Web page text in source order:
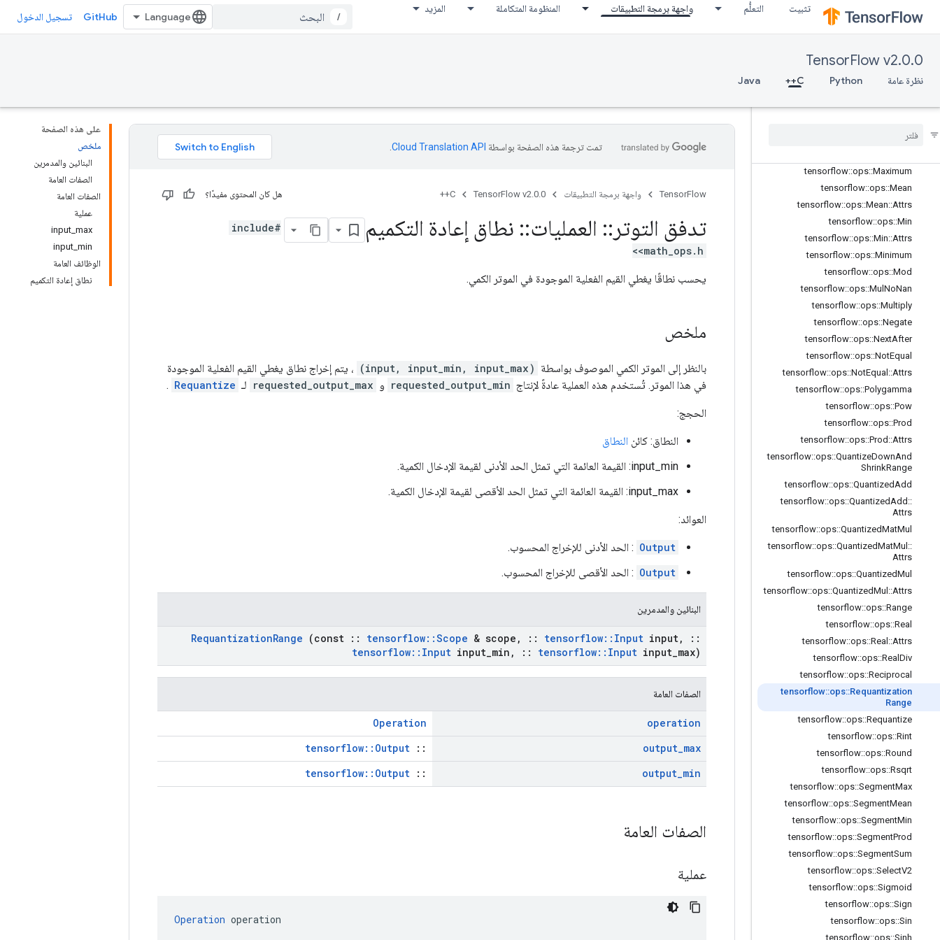
تثبيت التعلُّم واجهة برمجة التطبيقات المنظومة المتكاملة المزيد
/
GitHub تسجيل الدخول
TensorFlow v2.0.0
نظرة عامة Python
C++
Java
tensorflow::ops::Log
tensorflow::ops::Log1p
tensorflow::ops::LogicalAnd
tensorflow::ops::LogicalOr
Max
tensorflow::ops::Maximum
tensorflow::ops::Mean
tensorflow::ops::Mean::Attrs
tensorflow::ops::Min
tensorflow::ops::Min::Attrs
tensorflow::ops::Minimum
tensorflow::ops::Mod
tensorflow::ops::Mul NoNan
tensorflow::ops::Multiply
tensorflow::ops::Negate
tensorflow::ops::NextAfter
tensorflow::ops::NotEqual
tensorflow::ops::NotEqual ::Attrs
tensorflow::ops::Polygamma
tensorflow::ops::Pow
tensorflow::ops::Prod
tensorflow::ops::Prod ::Attrs
tensorflow::ops::QuantizeDownAnd
ShrinkRange
tensorflow::ops::QuantizedAdd
tensorflow::ops::QuantizedAdd ::
Attrs
tensorflow::ops::QuantizedMatMul
tensorflow::ops::QuantizedMatMul ::
Attrs
tensorflow::ops::QuantizedMul
tensorflow::ops::QuantizedMul ::Attrs
tensorflow::ops::Range
tensorflow::ops::Real
tensorflow::ops::Real ::Attrs
tensorflow::ops::Real Div
tensorflow::ops::Reciprocal
tensorflow::ops::Requantization
Range
tensorflow::ops::Requantize
tensorflow::ops::Rint
tensorflow::ops::Round
tensorflow::ops::Rsqrt
tensorflow::ops::SegmentMax
tensorflow::ops::SegmentMean
tensorflow::ops::SegmentMin
tensorflow::ops::SegmentProd
tensorflow::ops::SegmentSum
tensorflow::ops::SelectV2
tensorflow::ops::Sigmoid
tensorflow::ops::Sign
tensorflow::ops::Sin
tensorflow::ops::Sinh
على هذه الصفحة
ملخص
البنائين والمدمرين
الصفات العامة
الصفات العامة
عملية
input_max
input_min
الوظائف العامة
نطاق إعادة التكميم
تمت ترجمة هذه الصفحة بواسطة Cloud Translation API‏
TensorFlow واجهة برمجة التطبيقات TensorFlow v2.0.0
C++ هل كان المحتوى مفيدًا؟
تدفق التوتر :: العمليات:: نطاق إعادة التكميم
#include
<math_ops.h>
يحسب نطاقًا يغطي القيم الفعلية الموجودة في الموتر الكمي.
ملخص
بالنظر إلى الموتر الكمي الموصوف بواسطة (input, input_min, input_max)
، يتم إخراج نطاق يغطي القيم الفعلية الموجودة
في هذا الموتر. تُستخدم هذه العملية عادةً لإنتاج requested_output_min و requested_output_max لـ Requantize
.
الحجج:
النطاق: كائن النطاق
input_min: القيمة العائمة التي تمثل الحد الأدنى لقيمة الإدخال الكمية.
input_max: القيمة العائمة التي تمثل الحد الأقصى لقيمة الإدخال الكمية.
العوائد:
Output : الحد الأدنى للإخراج المحسوب.
Output : الحد الأقصى للإخراج المحسوب.
البنائين والمدمرين
RequantizationRange (const :: tensorflow::Scope & scope , :: tensorflow:: Input input,
::
tensorflow:: Input input min , :: tensorflow:: Input input max)
الصفات العامة
operation
Operation
output_max
::
tensorflow::Output
output_min
::
tensorflow::Output
الصفات العامة
عملية
Operation operation